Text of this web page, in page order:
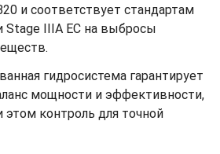
и соответствует стандартам
Stage IIIA ЕС на выбросы
гидросистема гарантирует
мощности и эффективности,
этом контроль для точной